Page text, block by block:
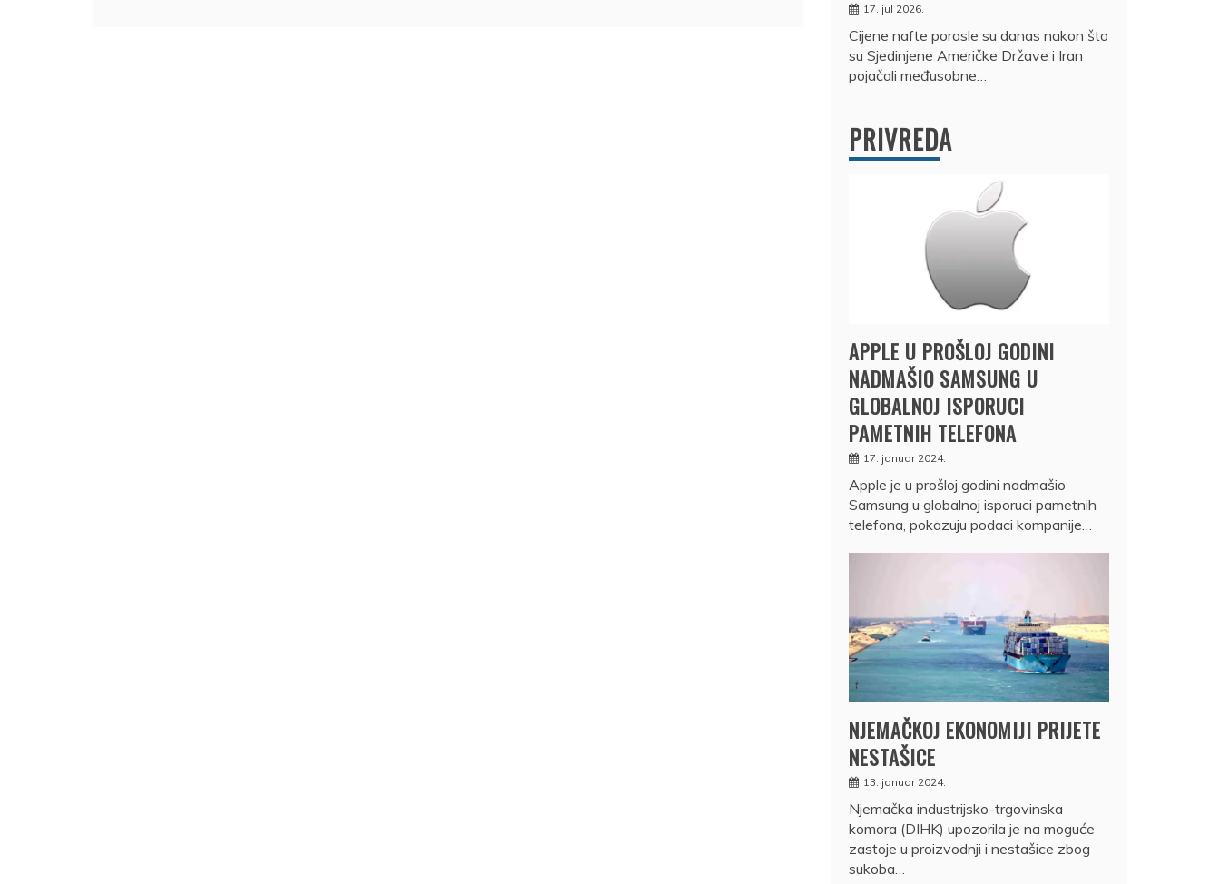
17. jul 2026.
Cijene nafte porasle su danas nakon što
su Sjedinjene Američke Države i Iran
pojačali međusobne…
PRIVREDA
APPLE U PROŠLOJ GODINI
NADMAŠIO SAMSUNG U
GLOBALNOJ ISPORUCI
PAMETNIH TELEFONA
17. januar 2024.
Apple je u prošloj godini nadmašio
Samsung u globalnoj isporuci pametnih
telefona, pokazuju podaci kompanije…
NJEMAČKOJ EKONOMIJI PRIJETE
NESTAŠICE
13. januar 2024.
Njemačka industrijsko-trgovinska
komora (DIHK) upozorila je na moguće
zastoje u proizvodnji i nestašice zbog
sukoba…